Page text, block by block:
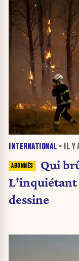
INTERNATIONAL • IL Y
Qui
L'inquiétant
dessine